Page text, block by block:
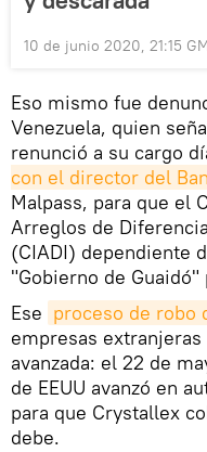
10 de junio 2020, 21:15
Eso mismo fue
Venezuela, quien
renunció a su cargo
con el director del
Malpass, para que el
Arreglos de
(CIADI) dependiente
"Gobierno de
Ese proceso de robo
empresas
avanzada: el 22 de
de EEUU avanzó en
para que Crystallex
debe.